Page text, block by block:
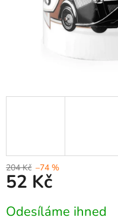
204 Kč –74 %
52 Kč
cena:
Odesíláme ihned